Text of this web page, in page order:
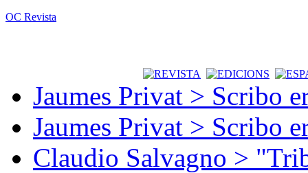
OC Revista
Jaumes Privat > Scribo
Jaumes Privat > Scribo
Claudio Salvagno >